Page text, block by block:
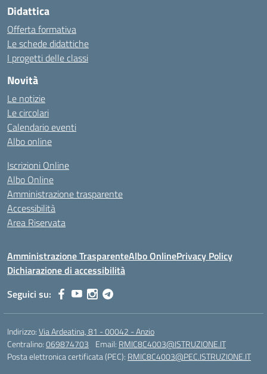
Didattica
Offerta formativa
Le schede didattiche
I progetti delle classi
Novità
Le notizie
Le circolari
Calendario eventi
Albo online
Iscrizioni Online
Albo Online
Amministrazione trasparente
Accessibilità
Area Riservata
Amministrazione TrasparenteAlbo OnlinePrivacy Policy
Dichiarazione di accessibilità
Seguici su:
Indirizzo:Via Ardeatina, 81 - 00042 - Anzio
Centralino:069874703 Email: RMIC8C4003@ISTRUZIONE.IT
Posta elettronica certificata (PEC): RMIC8C4003@PEC.ISTRUZIONE.IT